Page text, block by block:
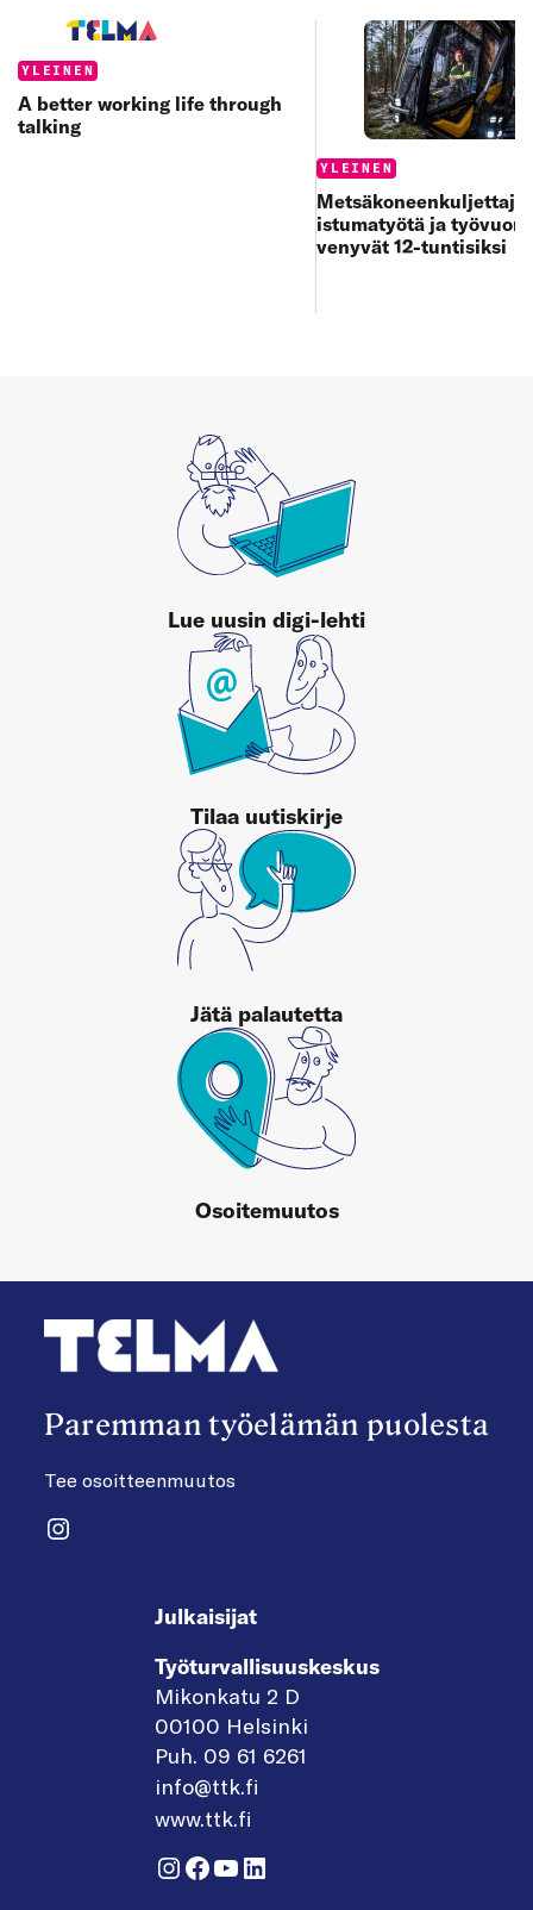
Categories:
YLEINEN
A better working life through
talking
Categories:
YLEINEN
istumatyötä ja
venyvät 12-tuntisiksi
Lue uusin digi-lehti
Tilaa uutiskirje
Jätä palautetta
Osoitemuutos
Paremman työelämän puolesta
Tee osoitteenmuutos
Instagram
Julkaisijat
Työturvallisuuskeskus
Mikonkatu 2 D
00100 Helsinki
Puh. 09 61 6261
info@ttk.fi
www.ttk.fi
Instagram
Facebook
YouTube
LinkedIn